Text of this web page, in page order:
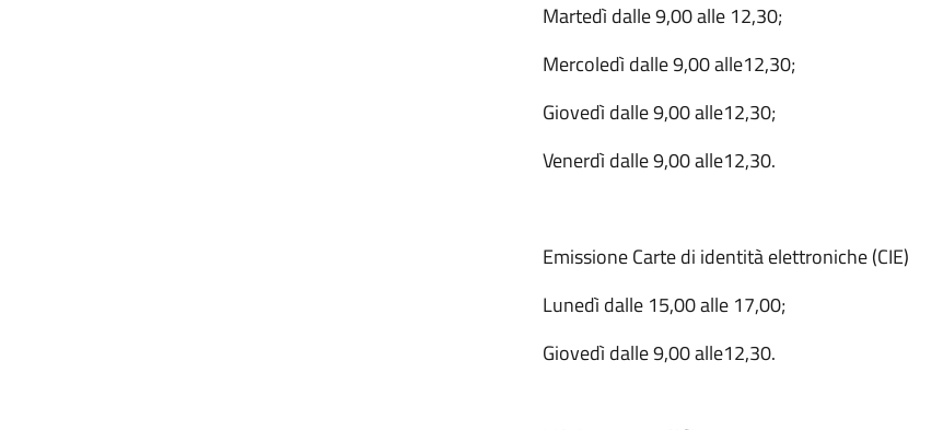
Martedì dalle 9,00 alle 12,30;
Mercoledì dalle 9,00 alle12,30;
Giovedì dalle 9,00 alle12,30;
Venerdì dalle 9,00 alle12,30.
Emissione Carte di identità elettroniche (CIE)
Lunedì dalle 15,00 alle 17,00;
Giovedì dalle 9,00 alle12,30.